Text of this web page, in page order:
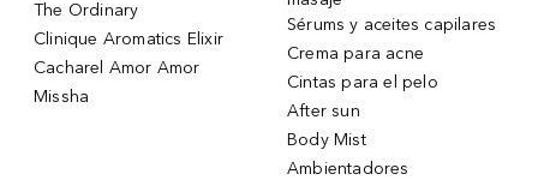
The Ordinary
Clinique Aromatics Elixir
Cacharel Amor Amor
Missha
Sérums y aceites capilares
Crema para acne
Cintas para el pelo
After sun
Body Mist
Ambientadores